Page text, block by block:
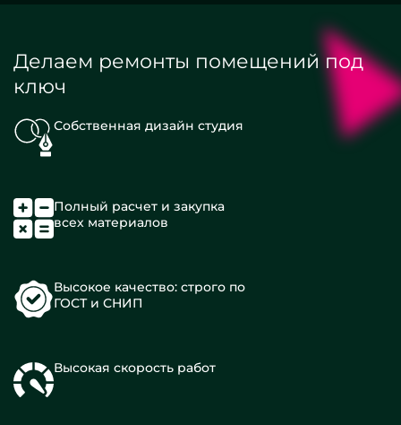
Делаем ремонты помещений под
ключ
Собственная дизайн студия
Полный расчет и закупка
всех материалов
Высокое качество: строго по
ГОСТ и СНИП
Высокая скорость работ